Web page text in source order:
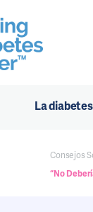
La
Consejos
“No